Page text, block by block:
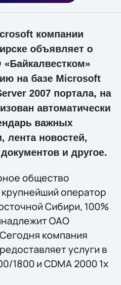
компании
объявляет о
на базе Microsoft
2007 портала, на
автоматически
важных
лента новостей,
и другое.
общество
оператор
Сибири, 100%
ОАО
компания
услуги в
1800 и CDMA 2000 1x